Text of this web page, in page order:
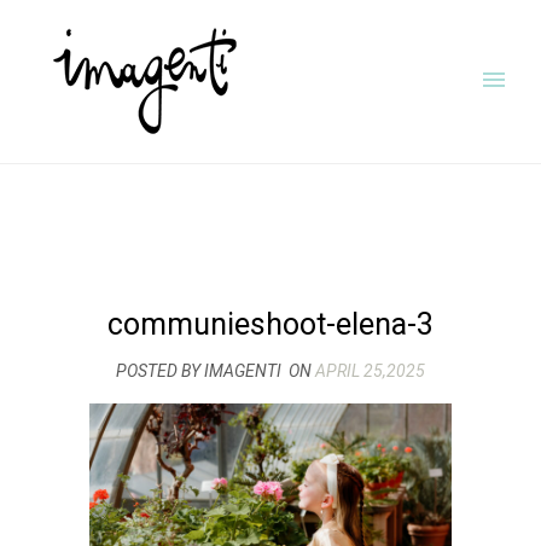
communieshoot-elena-3
POSTED BY IMAGENTI ONAPRIL 25,2025